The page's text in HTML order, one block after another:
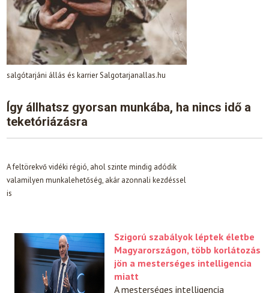
salgótarjáni állás és karrier Salgotarjanallas.hu
Így állhatsz gyorsan munkába, ha nincs idő a
teketóriázásra
A feltörekvő vidéki régió, ahol szinte mindig adódik
valamilyen munkalehetőség, akár azonnali kezdéssel
is
Szigorú szabályok léptek életbe
Magyarországon, több korlátozás
jön a mesterséges intelligencia
miatt
A mesterséges intelligencia